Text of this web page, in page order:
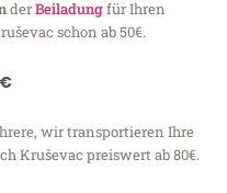
derBeiladungfür Ihren
schon ab 50€.
wir transportieren Ihre
Kruševac preiswert ab 80€.